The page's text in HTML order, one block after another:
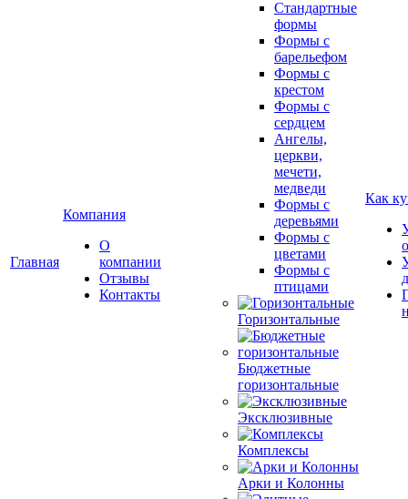
Главная
Компания
О
компании
Отзывы
Контакты
Стандартные
формы
Формы с
барельефом
Формы с
крестом
Формы с
сердцем
Ангелы,
церкви,
мечети,
медведи
Формы с
деревьями
Формы с
цветами
Формы с
птицами
Горизонтальные
Бюджетные
горизонтальные
Эксклюзивные
Комплексы
Арки и Колонны
Как